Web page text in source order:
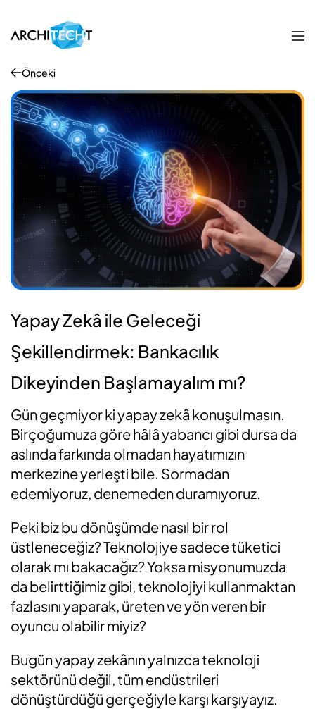
Önceki
Yapay Zekâ ile Geleceği
Şekillendirmek: Bankacılık
Dikeyinden Başlamayalım mı?
Gün geçmiyor ki yapay zekâ konuşulmasın.
Birçoğumuza göre hâlâ yabancı gibi dursa da
aslında farkında olmadan hayatımızın
merkezine yerleşti bile. Sormadan
edemiyoruz, denemeden duramıyoruz.
Peki biz bu dönüşümde nasıl bir rol
üstleneceğiz? Teknolojiye sadece tüketici
olarak mı bakacağız? Yoksa misyonumuzda
da belirttiğimiz gibi, teknolojiyi kullanmaktan
fazlasını yaparak, üreten ve yön veren bir
oyuncu olabilir miyiz?
Bugün yapay zekânın yalnızca teknoloji
sektörünü değil, tüm endüstrileri
dönüştürdüğü gerçeğiyle karşı karşıyayız.